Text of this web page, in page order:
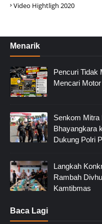
Video Hightligh 2020
Menarik
Pencuri Tidak
Mencari
Senkom Mitra
Bhayangkara
Dukung Polri
Langkah
Rambah
Kamtibmas
Baca Lagi